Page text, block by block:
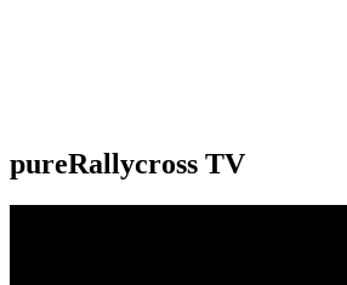
pureRallycross TV